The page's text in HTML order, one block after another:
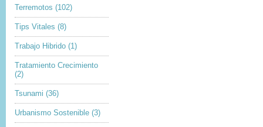
Terremotos (102)
Tips Vitales (8)
Trabajo Hibrido (1)
Tratamiento Crecimiento
(2)
Tsunami (36)
Urbanismo Sostenible (3)